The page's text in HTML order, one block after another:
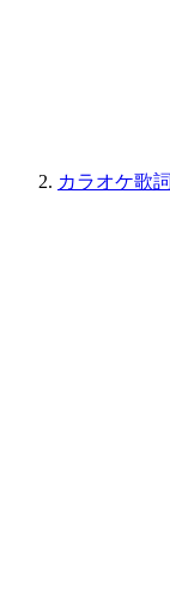
カラオケ歌